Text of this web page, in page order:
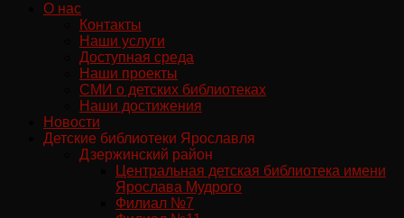
О нас
Контакты
Наши услуги
Доступная среда
Наши проекты
СМИ о детских библиотеках
Наши достижения
Новости
Детские библиотеки Ярославля
Дзержинский район
Центральная детская библиотека имени
Ярослава Мудрого
Филиал №7